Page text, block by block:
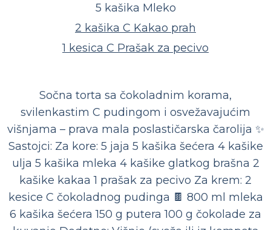
5 kašika Mleko
2 kašika C Kakao prah
1 kesica C Prašak za pecivo
Sočna torta sa čokoladnim korama,
svilenkastim C pudingom i osvežavajućim
višnjama – prava mala poslastičarska čarolija ✨
Sastojci: Za kore: 5 jaja 5 kašika šećera 4 kašike
ulja 5 kašika mleka 4 kašike glatkog brašna 2
kašike kakaa 1 prašak za pecivo Za krem: 2
kesice C čokoladnog pudinga 🍫 800 ml mleka
6 kašika šećera 150 g putera 100 g čokolade za